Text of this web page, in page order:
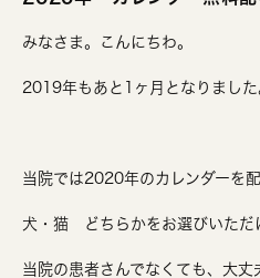
みなさま。こんにちわ。
2019年もあと1ヶ月となりました
当院では2020年のカレンダーを配
犬・猫 どちらかをお選びいただ
当院の患者さんでなくても、大丈